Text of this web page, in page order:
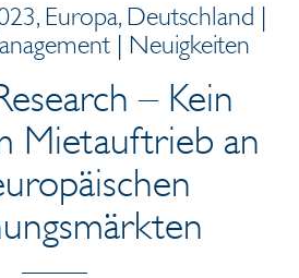
Europa, Deutschland |
| Neuigkeiten
– Kein
Mietauftrieb an